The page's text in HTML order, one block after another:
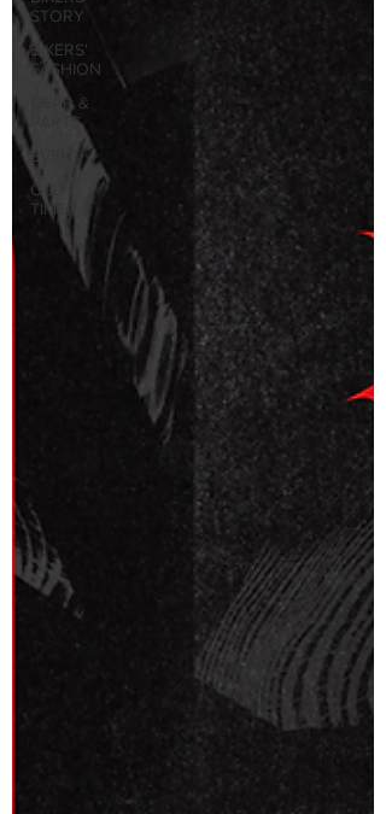
STORY
BIKERS'
FASHION
GEAR &
PARTS
EVENT
OLD
TIMER